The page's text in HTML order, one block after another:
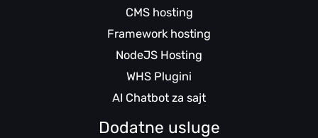
CMS hosting
Framework hosting
NodeJS Hosting
WHS Plugini
AI Chatbot za sajt
Dodatne usluge